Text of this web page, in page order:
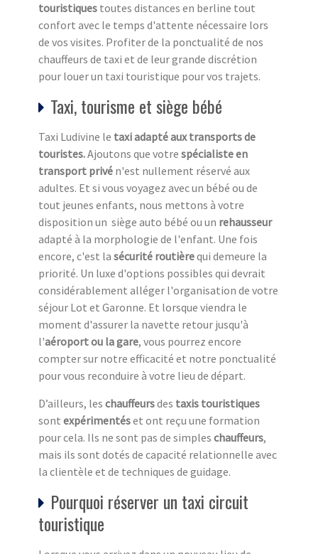
touristiques toutes distances en berline tout
confort avec le temps d'attente nécessaire lors
de vos visites. Profiter de la ponctualité de nos
chauffeurs de taxi et de leur grande discrétion
pour louer un taxi touristique pour vos trajets.
Taxi, tourisme et siège bébé
Taxi Ludivine le taxi adapté aux transports de
touristes.Ajoutons que votre spécialiste en
transport privé n'est nullement réservé aux
adultes. Et si vous voyagez avec un bébé ou de
tout jeunes enfants, nous mettons à votre
disposition un siège auto bébé ou un rehausseur
adapté à la morphologie de l'enfant. Une fois
encore, c'est la sécurité routièrequi demeure la
priorité. Un luxe d'options possibles qui devrait
considérablement alléger l'organisation de votre
séjour Lot et Garonne. Et lorsque viendra le
moment d'assurer la navette retour jusqu'à
l'aéroport ou la gare, vous pourrez encore
compter sur notre efficacité et notre ponctualité
pour vous reconduire à votre lieu de départ.
D’ailleurs, les chauffeursdes taxis touristiques
sont expérimentéset ont reçu une formation
pour cela. Ils ne sont pas de simples chauffeurs,
mais ils sont dotés de capacité relationnelle avec
la clientèle et de techniques de guidage.
Pourquoi réserver un taxi circuit
touristique